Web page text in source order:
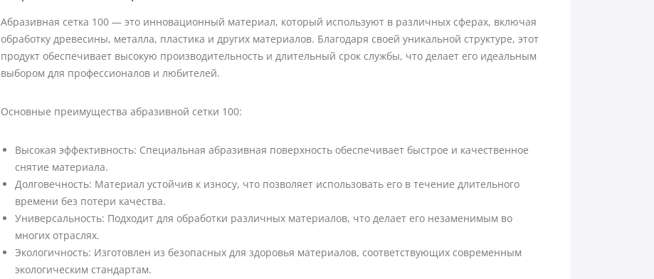
Абразивная сетка 100 — это инновационный материал, который используют в различных сферах, включая
обработку древесины, металла, пластика и других материалов. Благодаря своей уникальной структуре, этот
продукт обеспечивает высокую производительность и длительный срок службы, что делает его идеальным
выбором для профессионалов и любителей.
Основные преимущества абразивной сетки 100:
Высокая эффективность: Специальная абразивная поверхность обеспечивает быстрое и качественное
снятие материала.
Долговечность: Материал устойчив к износу, что позволяет использовать его в течение длительного
времени без потери качества.
Универсальность: Подходит для обработки различных материалов, что делает его незаменимым во
многих отраслях.
Экологичность: Изготовлен из безопасных для здоровья материалов, соответствующих современным
экологическим стандартам.